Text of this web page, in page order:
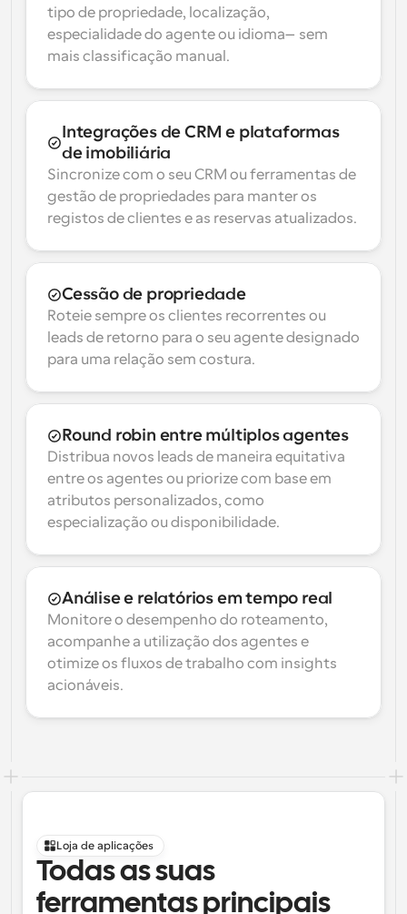
tipo de propriedade, localização,
especialidade do agente ou idioma—sem
mais classificação manual.
Integrações de CRM e plataformas
de imobiliária
Sincronize com o seu CRM ou ferramentas de
gestão de propriedades para manter os
registos de clientes e as reservas atualizados.
Cessão de propriedade
Roteie sempre os clientes recorrentes ou
leads de retorno para o seu agente designado
para uma relação sem costura.
Round robin entre múltiplos agentes
Distribua novos leads de maneira equitativa
entre os agentes ou priorize com base em
atributos personalizados, como
especialização ou disponibilidade.
Análise e relatórios em tempo real
Monitore o desempenho do roteamento,
acompanhe a utilização dos agentes e
otimize os fluxos de trabalho com insights
acionáveis.
Loja de aplicações
Todas as suas
ferramentas principais